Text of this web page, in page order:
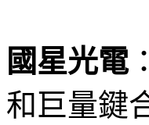
國星光電
和巨量鍵